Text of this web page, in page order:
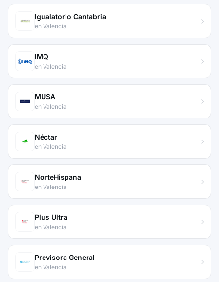
Igualatorio Cantabria
en Valencia
IMQ
en Valencia
MUSA
en Valencia
Néctar
en Valencia
NorteHispana
en Valencia
Plus Ultra
en Valencia
Previsora General
en Valencia